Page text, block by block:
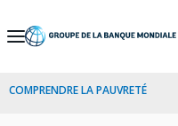
Skip
Navigation
COMPRENDRE LA PAUVRETÉ